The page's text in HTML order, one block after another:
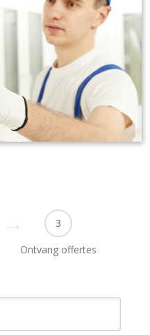
3
Ontvang offertes